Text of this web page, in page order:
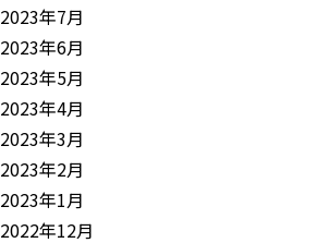
2023年7月
2023年6月
2023年5月
2023年4月
2023年3月
2023年2月
2023年1月
2022年12月